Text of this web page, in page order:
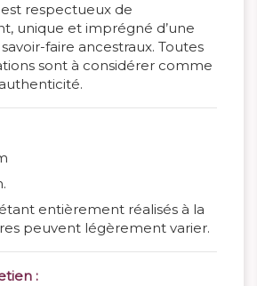
respectueux de
unique et imprégné d’une
faire ancestraux. Toutes
sont à considérer comme
entièrement réalisés à la
peuvent légèrement varier.
: